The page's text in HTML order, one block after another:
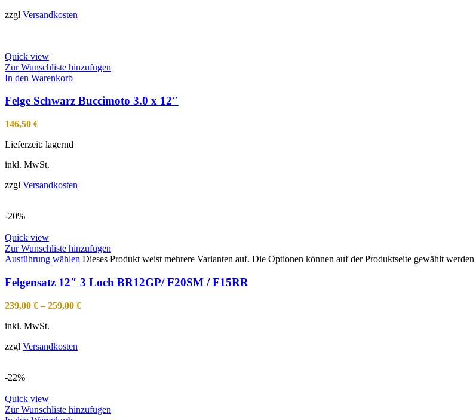
zzgl Versandkosten
Quick view
Zur Wunschliste hinzufügen
In den Warenkorb
Felge Schwarz Buccimoto 3.0 x 12″
146,50 €
Lieferzeit: lagernd
inkl. MwSt.
zzgl Versandkosten
-20%
Quick view
Zur Wunschliste hinzufügen
Ausführung wählen Dieses Produkt weist mehrere Varianten auf. Die Optionen können auf der Produktseite gewählt werden
Felgensatz 12″ 3 Loch BR12GP/ F20SM / F15RR
239,00 €–259,00 €
inkl. MwSt.
zzgl Versandkosten
-22%
Quick view
Zur Wunschliste hinzufügen